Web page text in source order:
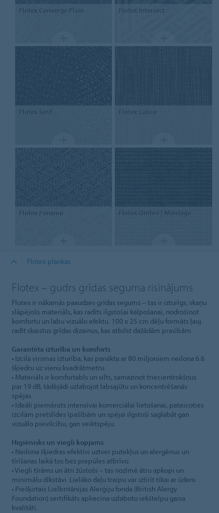
Flotex Converge Plain Flotex Intersect
Flotex Serif Flotex Calico
Flotex Panama Flotex Ombré | Montage
Flotex plankas
Flotex – gudrs grīdas seguma risinājums
Flotex ir nākamās paaudzes grīdas segums – tas ir izturīgs, skaņu
slāpējošs materiāls, kas radīts ilgstošai kalpošanai, nodrošinot
komfortu un labu vizuālo efektu. 100 x 25 cm dēļu formāts ļauj
radīt skaistus grīdas dizainus, kas atbilst dažādām prasībām.
Garantēta izturība un komforts
• Izcila virsmas izturība, kas panākta ar 80 miljoniem neilona 6.6
šķiedru uz vienu kvadrātmetru.
• Materiāls ir komfortabls un silts, samazinot triecientrokšņus
par 19 dB, tādējādi uzlabojot labsajūtu un koncentrēšanās
spējas.
• Ideāli piemērots intensīvai komerciālai lietošanai, pateicoties
izcilām pretslīdes īpašībām un spējai ilgstoši saglabāt gan
vizuālo pievilcību, gan veiktspēju.
Higiēnisks un viegli kopjams
• Neilona šķiedras efektīvi uztver putekļus un alergēnus un
tīrīšanas laikā tos bez piepūles atbrīvo.
• Viegli tīrāms un ātri žūstošs – tas nozīmē ātru apkopi un
minimālu dīkstāvi. Lielāko daļu traipu var iztīrīt tikai ar ūdeni.
• Piešķirtais Lielbritānijas Alerģiju fonda (British Alergy
Foundation) sertifikāts apliecina uzlabotu iekštelpu gaisa
kvalitāti.